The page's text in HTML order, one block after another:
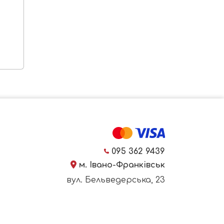
095 362 9439
м. Івано-Франківськ
вул. Бельведерська, 23